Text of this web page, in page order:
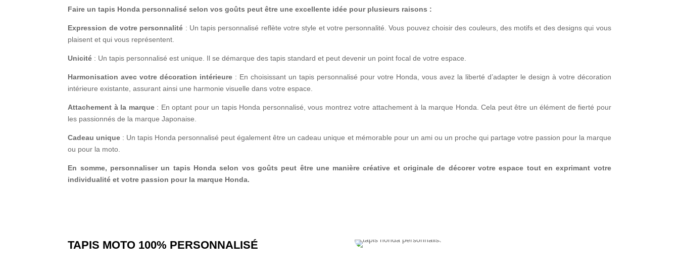
Faire un tapis Honda personnalisé selon vos goûts peut être une excellente idée pour plusieurs raisons :
Expression de votre personnalité : Un tapis personnalisé reflète votre style et votre personnalité. Vous pouvez choisir des couleurs, des motifs et des designs qui vous
plaisent et qui vous représentent.
Unicité : Un tapis personnalisé est unique. Il se démarque des tapis standard et peut devenir un point focal de votre espace.
Harmonisation avec votre décoration intérieure : En choisissant un tapis personnalisé pour votre Honda, vous avez la liberté d’adapter le design à votre décoration
intérieure existante, assurant ainsi une harmonie visuelle dans votre espace.
Attachement à la marque: En optant pour un tapis Honda personnalisé, vous montrez votre attachement à la marque Honda. Cela peut être un élément de fierté pour
les passionnés de la marque Japonaise.
Cadeau unique : Un tapis Honda personnalisé peut également être un cadeau unique et mémorable pour un ami ou un proche qui partage votre passion pour la marque
ou pour la moto.
En somme, personnaliser un tapis Honda selon vos goûts peut être une manière créative et originale de décorer votre espace tout en exprimant votre
individualité et votre passion pour la marque Honda.
TAPIS MOTO 100% PERSONNALISÉ